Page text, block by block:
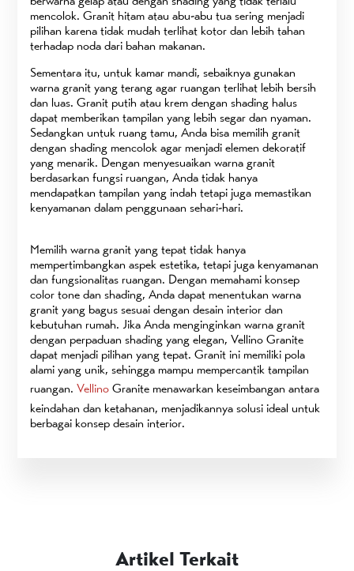
mencolok. Granit hitam atau abu-abu tua sering menjadi
pilihan karena tidak mudah terlihat kotor dan lebih tahan
terhadap noda dari bahan makanan.
Sementara itu, untuk kamar mandi, sebaiknya gunakan
warna granit yang terang agar ruangan terlihat lebih bersih
dan luas. Granit putih atau krem dengan shading halus
dapat memberikan tampilan yang lebih segar dan nyaman.
Sedangkan untuk ruang tamu, Anda bisa memilih granit
dengan shading mencolok agar menjadi elemen dekoratif
yang menarik. Dengan menyesuaikan warna granit
berdasarkan fungsi ruangan, Anda tidak hanya
mendapatkan tampilan yang indah tetapi juga memastikan
kenyamanan dalam penggunaan sehari-hari.
Memilih warna granit yang tepat tidak hanya
mempertimbangkan aspek estetika, tetapi juga kenyamanan
dan fungsionalitas ruangan. Dengan memahami konsep
color tone dan shading, Anda dapat menentukan warna
granit yang bagus sesuai dengan desain interior dan
kebutuhan rumah. Jika Anda menginginkan warna granit
dengan perpaduan shading yang elegan, Vellino Granite
dapat menjadi pilihan yang tepat. Granit ini memiliki pola
alami yang unik, sehingga mampu mempercantik tampilan
ruangan.Vellino Granite menawarkan keseimbangan antara
keindahan dan ketahanan, menjadikannya solusi ideal untuk
berbagai konsep desain interior.
Artikel Terkait